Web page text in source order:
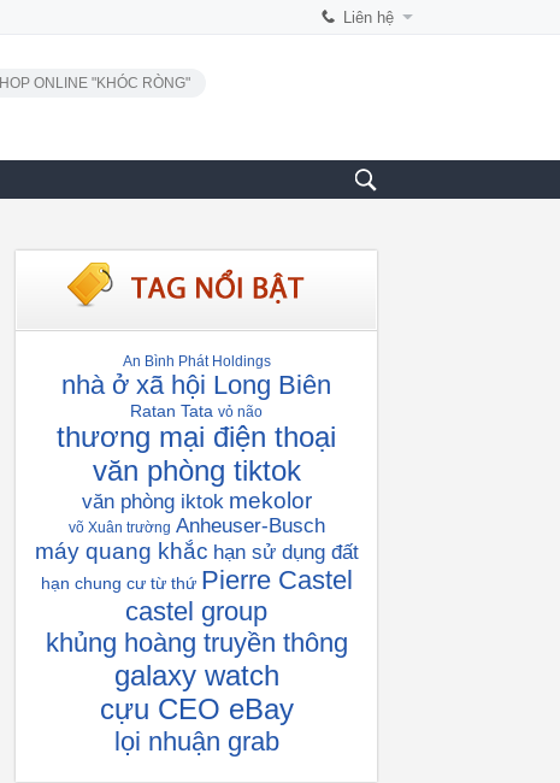
Liên hệ
ONLINE "KHÓC RÒNG"
An Bình Phát Holdings
nhà ở xã hội Long Biên
Ratan Tata vỏ não
thương mại điện thoại
văn phòng tiktok
văn phòng iktok mekolor
võ Xuân trường Anheuser-Busch
máy quang khắc hạn sử dụng đất
hạn chung cư từ thứ Pierre Castel
castel group
khủng hoàng truyền thông
galaxy watch
cựu CEO eBay
lọi nhuận grab